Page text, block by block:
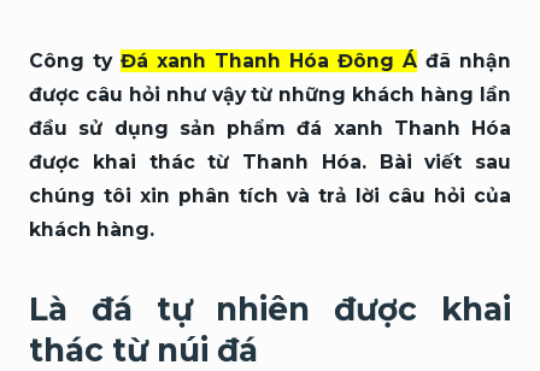
Công ty Đá xanh Thanh Hóa Đông Á đã nhận
được câu hỏi như vậy từ những khách hàng lần
đầu sử dụng sản phẩm đá xanh Thanh Hóa
được khai thác từ Thanh Hóa. Bài viết sau
chúng tôi xin phân tích và trả lời câu hỏi của
khách hàng.
Là đá tự nhiên được khai
thác từ núi đá